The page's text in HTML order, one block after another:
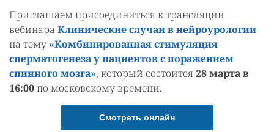
Приглашаем присоединиться к трансляции
вебинара Клинические случаи в нейроурологии
на тему «Комбинированная стимуляция
сперматогенеза у пациентов с поражением
спинного мозга», который состоится28 марта в
16:00по московскому времени.
Смотреть онлайн